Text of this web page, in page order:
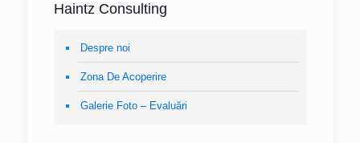
Haintz Consulting
Despre noi
Zona De Acoperire
Galerie Foto – Evaluări